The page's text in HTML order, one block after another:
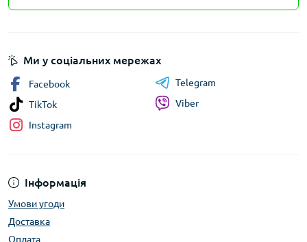
Інформація
Умови угоди
Доставка
Оплата
Ми у соціальних мережах
Facebook
TikTok
Instagram
Telegram
Viber